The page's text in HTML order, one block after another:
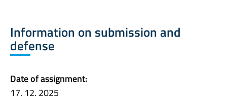
Information on submission and
defense
Date of assignment:
17. 12. 2025